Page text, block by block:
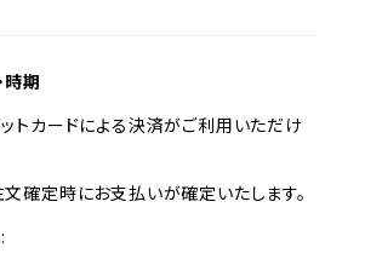
時期
トカードによる決済がご利用いただけ
確定時にお支払いが確定いたします。